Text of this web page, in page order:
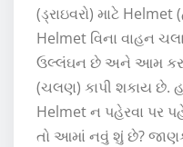
(ડ્રાઇવરો) માટે
Helmet વિના વાહન
ઉલ્લંઘન છે અને આમ
(ચલણ) કાપી શકાય છે.
Helmet ન પહેરવા પર
તો આમાં નવું શું છે?